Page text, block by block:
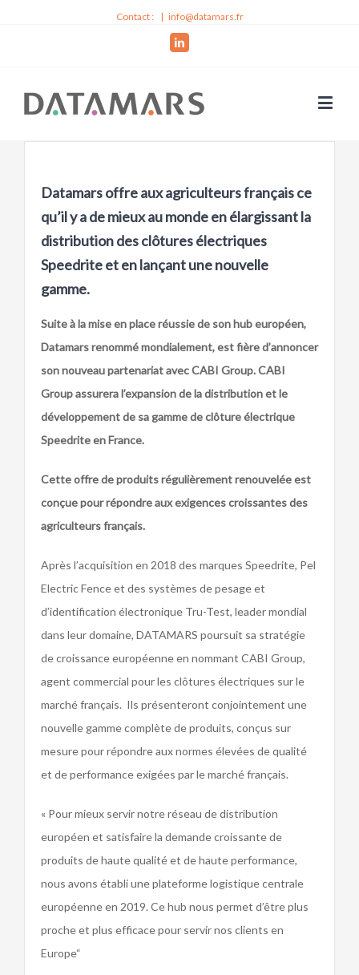
Contact : | info@datamars.fr
Linkedin
Datamars offre aux agriculteurs français ce
qu’il y a de mieux au monde en élargissant la
distribution des clôtures électriques
Speedrite et en lançant une nouvelle
gamme.
Suite à la mise en place réussie de son hub européen,
Datamars renommé mondialement, est fière d’annoncer
son nouveau partenariat avec CABI Group. CABI
Group assurera l’expansion de la distributionet le
développement de sa gamme de clôture électrique
Speedrite en France.
Cette offre de produits régulièrement renouvelée est
conçue pour répondre aux exigences croissantes des
agriculteurs français.
Après l’acquisition en 2018 des marques Speedrite, Pel
Electric Fence et des systèmes de pesage et
d’identification électronique Tru-Test, leader mondial
dans leur domaine, DATAMARS poursuit sa stratégie
de croissance européenne en nommant CABI Group,
agent commercial pour les clôtures électriques sur le
marché français. Ils présenteront conjointement une
nouvelle gamme complète de produits, conçus sur
mesure pour répondre aux normes élevées de qualité
et de performance exigées par le marché français.
« Pour mieux servir notre réseau de distribution
européen et satisfaire la demande croissante de
produits de haute qualité et de haute performance,
nous avons établi une plateforme logistique centrale
européenne en 2019. Ce hub nous permet d’être plus
proche et plus efficace pour servir nos clients en
Europe“